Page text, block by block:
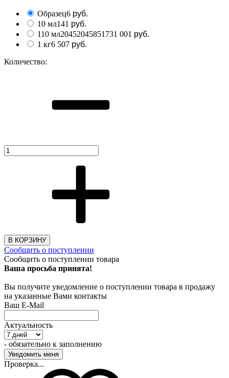
Образец6 руб.
10 мл141 руб.
110 мл20452045851731 001 руб.
1 кг6 507 руб.
Количество:
В КОРЗИНУ
Сообщить о поступлении
Сообщить о поступлении товара
Ваша просьба принята!
Вы получите уведомление о поступлении товара в продажу
на указанные Вами контакты
Ваш E-Mail
Актуальность
- обязательно к заполнению
Проверка...